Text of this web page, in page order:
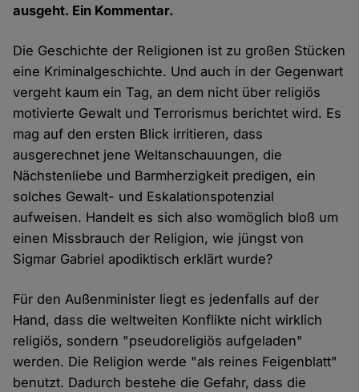
ausgeht. Ein Kommentar.
Die Geschichte der Religionen ist zu großen Stücken
eine Kriminalgeschichte. Und auch in der Gegenwart
vergeht kaum ein Tag, an dem nicht über religiös
motivierte Gewalt und Terrorismus berichtet wird. Es
mag auf den ersten Blick irritieren, dass
ausgerechnet jene Weltanschauungen, die
Nächstenliebe und Barmherzigkeit predigen, ein
solches Gewalt- und Eskalationspotenzial
aufweisen. Handelt es sich also womöglich bloß um
einen Missbrauch der Religion, wie jüngst von
Sigmar Gabriel apodiktisch erklärt wurde?
Für den Außenminister liegt es jedenfalls auf der
Hand, dass die weltweiten Konflikte nicht wirklich
religiös, sondern "pseudoreligiös aufgeladen"
werden. Die Religion werde "als reines Feigenblatt"
benutzt. Dadurch bestehe die Gefahr, dass die